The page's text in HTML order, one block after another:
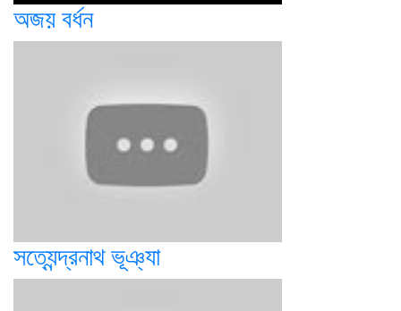
অজয় বর্ধন
সত্যেন্দ্রনাথ ভূঞ্যা